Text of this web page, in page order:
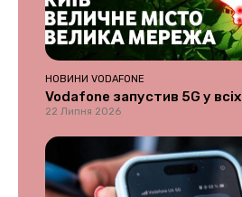
НОВИНИ VODAFONE
Vodafone запустив 5G у
22 Липня 2026